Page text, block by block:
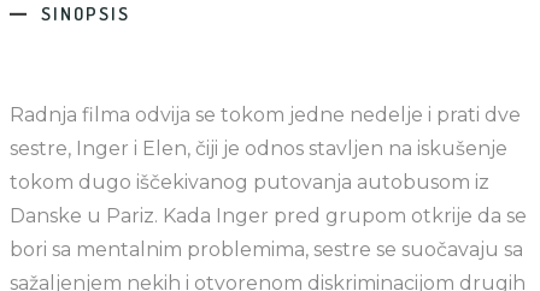
SINOPSIS
Radnja filma odvija se tokom jedne nedelje i prati dve
sestre, Inger i Elen, čiji je odnos stavljen na iskušenje
tokom dugo iščekivanog putovanja autobusom iz
Danske u Pariz. Kada Inger pred grupom otkrije da se
bori sa mentalnim problemima, sestre se suočavaju sa
sažaljenjem nekih i otvorenom diskriminacijom drugih